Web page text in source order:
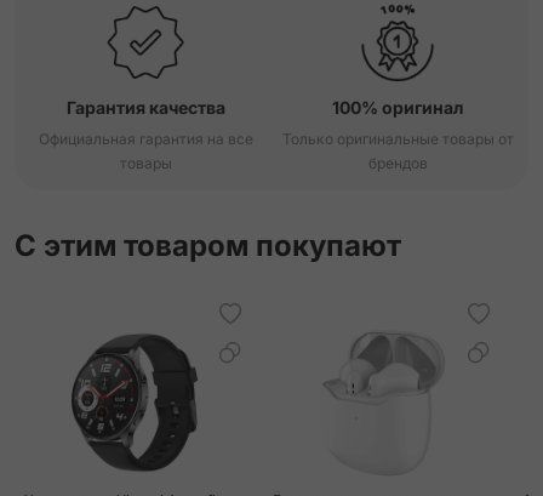
Гарантия качества
Официальная гарантия на все
товары
100% оригинал
Только оригинальные товары от
брендов
С этим товаром покупают